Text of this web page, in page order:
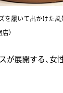
を履いて出かけ
）
展開する、女